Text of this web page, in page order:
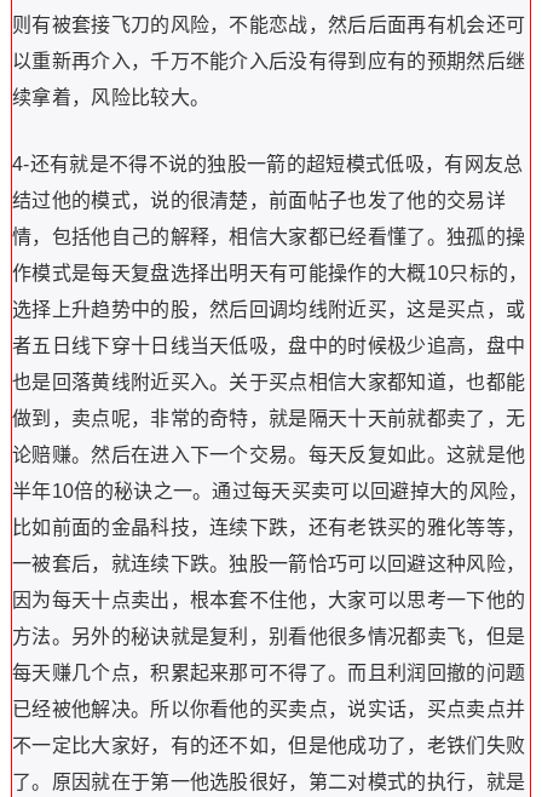
则有被套接飞刀的风险，不能恋战，然后后面再有机会还可
以重新再介入，千万不能介入后没有得到应有的预期然后继
续拿着，风险比较大。
4-还有就是不得不说的独股一箭的超短模式低吸，有网友总
结过他的模式，说的很清楚，前面帖子也发了他的交易详
情，包括他自己的解释，相信大家都已经看懂了。独孤的操
作模式是每天复盘选择出明天有可能操作的大概10只标的，
选择上升趋势中的股，然后回调均线附近买，这是买点，或
者五日线下穿十日线当天低吸，盘中的时候极少追高，盘中
也是回落黄线附近买入。关于买点相信大家都知道，也都能
做到，卖点呢，非常的奇特，就是隔天十天前就都卖了，无
论赔赚。然后在进入下一个交易。每天反复如此。这就是他
半年10倍的秘诀之一。通过每天买卖可以回避掉大的风险，
比如前面的金晶科技，连续下跌，还有老铁买的雅化等等，
一被套后，就连续下跌。独股一箭恰巧可以回避这种风险，
因为每天十点卖出，根本套不住他，大家可以思考一下他的
方法。另外的秘诀就是复利，别看他很多情况都卖飞，但是
每天赚几个点，积累起来那可不得了。而且利润回撤的问题
已经被他解决。所以你看他的买卖点，说实话，买点卖点并
不一定比大家好，有的还不如，但是他成功了，老铁们失败
了。原因就在于第一他选股很好，第二对模式的执行，就是